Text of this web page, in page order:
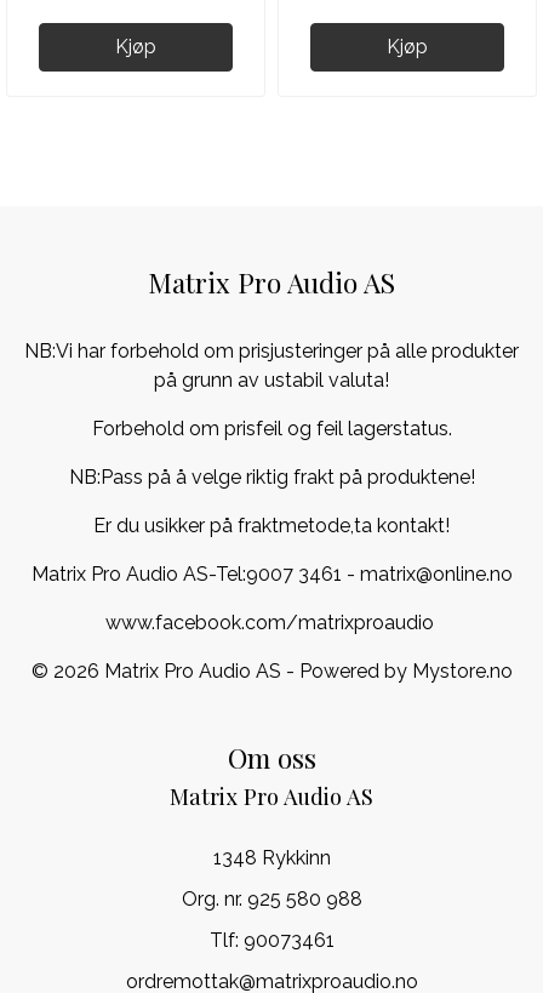
Kjøp Kjøp
Matrix Pro Audio AS
NB:Vi har forbehold om prisjusteringer på alle produkter
på grunn av ustabil valuta!
Forbehold om prisfeil og feil lagerstatus.
NB:Pass på å velge riktig frakt på produktene!
Er du usikker på fraktmetode,ta kontakt!
Matrix Pro Audio AS-Tel:9007 3461 - matrix@online.no
www.facebook.com/matrixproaudio
© 2026 Matrix Pro Audio AS - Powered by Mystore.no
Om oss
Matrix Pro Audio AS
1348 Rykkinn
Org. nr. 925 580 988
Tlf: 90073461
ordremottak@matrixproaudio.no